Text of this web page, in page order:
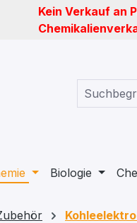
Kein Verkauf an
Biologie